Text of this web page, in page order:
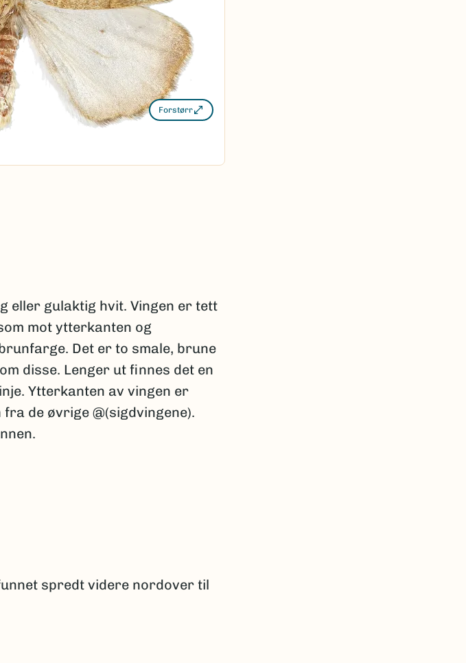
Forstørr
eller gulaktig hvit. Vingen er tett
mot ytterkanten og
Det er to smale, brune
disse. Lenger ut finnes det en
Ytterkanten av vingen er
de øvrige @(sigdvingene).
spredt videre nordover til